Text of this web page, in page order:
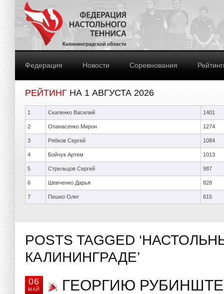
Федерация Новости Соревнования
РЕЙТИНГ НА 1 АВГУСТА 2026
1 Скаленко Василий 1401
2 Опанасенко Мирон 1274
3 Рябков Сергей 1084
4 Бойчук Артем 1013
5 Стрельцов Сергей 987
6 Шевченко Дарья 828
7 Пешко Олег 815
POSTS TAGGED
КАЛИНИНГРАДЕ’
06
МАЙ ГЕОРГИЮ